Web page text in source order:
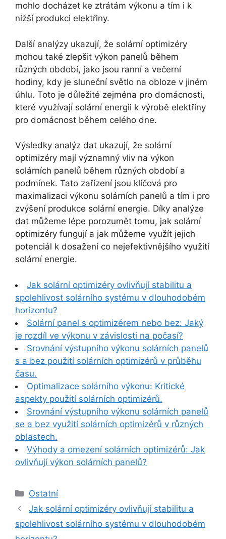
mohlo docházet ke ztrátám výkonu a tím i k
nižší produkci elektřiny.
Další analýzy ukazují, že solární optimizéry
mohou také zlepšit výkon panelů během
různých období, jako jsou ranní a večerní
hodiny, kdy je sluneční světlo na obloze v jiném
úhlu. Toto je důležité zejména pro domácnosti,
které využívají solární energii k výrobě elektřiny
pro domácnost během celého dne.
Výsledky analýz dat ukazují, že solární
optimizéry mají významný vliv na výkon
solárních panelů během různých období a
podmínek. Tato zařízení jsou klíčová pro
maximalizaci výkonu solárních panelů a tím i pro
zvýšení produkce solární energie. Díky analýze
dat můžeme lépe porozumět tomu, jak solární
optimizéry fungují a jak můžeme využít jejich
potenciál k dosažení co nejefektivnějšího využití
solární energie.
Jak solární optimizéry ovlivňují stabilitu a
spolehlivost solárního systému v dlouhodobém
horizontu?
Solární panel s optimizérem nebo bez: Jaký
je rozdíl ve výkonu v závislosti na počasí?
Srovnání výstupního výkonu solárních panelů
s a bez použití solárních optimizérů v průběhu
času.
Optimalizace solárního výkonu: Kritické
aspekty použití solárních optimizérů.
Srovnání výstupního výkonu solárních panelů
se a bez využití solárních optimizérů v různých
oblastech.
Výhody a omezení solárních optimizérů: Jak
ovlivňují výkon solárních panelů?
Rubriky
Ostatní
Jak solární optimizéry ovlivňují stabilitu a
spolehlivost solárního systému v dlouhodobém